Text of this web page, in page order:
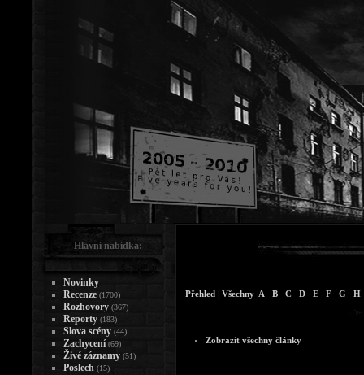
Přehled Všechny A B C D E F G H
Zobrazit všechny články
Hlavní nabídka:
Novinky
Recenze (1700)
Rozhovory (367)
Reporty (183)
Slova scény (44)
Zachycení (69)
Živé záznamy (51)
Poslech (15)